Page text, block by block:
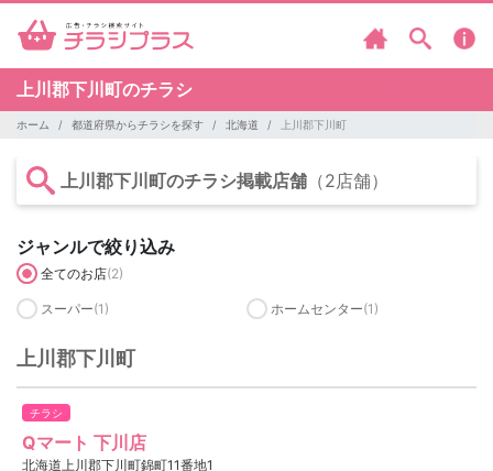
上川郡下川町のチラシ
ホーム 都道府県からチラシを探す 北海道 上川郡下川町
上川郡下川町のチラシ掲載店舗 （2店舗）
ジャンルで絞り込み
全てのお店(2)
スーパー(1) ホームセンター(1)
上川郡下川町
チラシ
Qマート 下川店
北海道上川郡下川町錦町11番地1